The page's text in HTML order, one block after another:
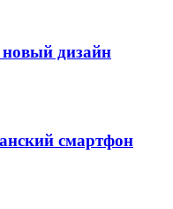
дизайн
смартфон